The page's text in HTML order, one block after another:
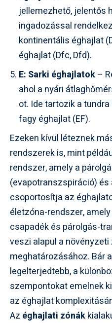
jellemezhető, jelentős
ingadozással
kontinentális éghajlat
éghajlat (Dfc, Dfd).
E: Sarki éghajlatok–
ahol a nyári
ot. Ide tartozik a
fagy éghajlat (EF).
Ezeken kívül léteznek
rendszerek is, mint
rendszer, amely a
(evapotranszspiráció)
csoportosítja az
életzóna-rendszer,
csapadék és párolgás-
veszi alapul a növényzeti
meghatározásához. Bár
legelterjedtebb, a
szempontokat emelnek
az éghajlat
Az éghajlati zónák